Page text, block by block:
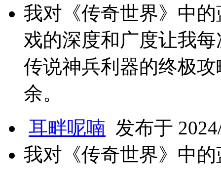
我对《传奇世界》中
戏的深度和广度让我
传说神兵利器的终极
余。
耳畔呢喃 发布于
我对《传奇世界》中